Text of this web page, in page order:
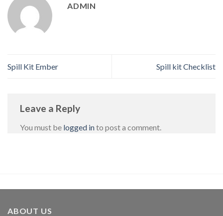
ADMIN
Spill Kit Ember Spill kit Checklist
Leave a Reply
You must be logged into post a comment.
ABOUT US